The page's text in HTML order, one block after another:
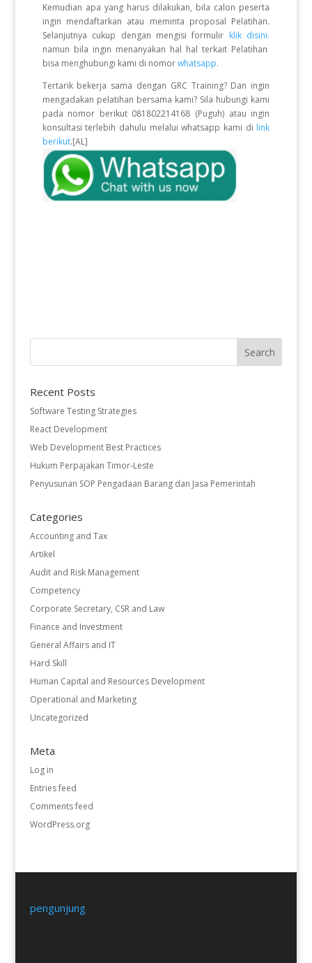
Kemudian apa yang harus dilakukan, bila calon peserta
ingin mendaftarkan atau meminta proposal Pelatihan.
Selanjutnya cukup dengan mengisi formulir klik disini.
namun bila ingin menanyakan hal hal terkait Pelatihan
bisa menghubungi kami di nomorwhatsapp.
Tertarik bekerja sama dengan GRC Training? Dan ingin
mengadakan pelatihan bersama kami? Sila hubungi kami
pada nomor berikut 081802214168 (Puguh) atau ingin
konsultasi terlebih dahulu melalui whatsapp kami di link
berikut.[AL]
Recent Posts
Software Testing Strategies
React Development
Web Development Best Practices
Hukum Perpajakan Timor-Leste
Penyusunan SOP Pengadaan Barang dan Jasa Pemerintah
Categories
Accounting and Tax
Artikel
Audit and Risk Management
Competency
Corporate Secretary, CSR and Law
Finance and Investment
General Affairs and IT
Hard Skill
Human Capital and Resources Development
Operational and Marketing
Uncategorized
Meta
Log in
Entries feed
Comments feed
WordPress.org
pengunjung